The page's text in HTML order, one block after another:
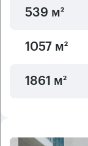
539 м²
1057 м²
1861 м²